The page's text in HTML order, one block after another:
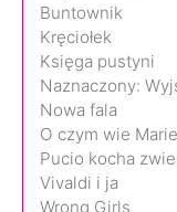
Buntownik
Kręciołek
Księga pustyni
Naznaczony:
Nowa fala
O czym wie
Pucio kocha
Vivaldi i ja
Wrong Girls